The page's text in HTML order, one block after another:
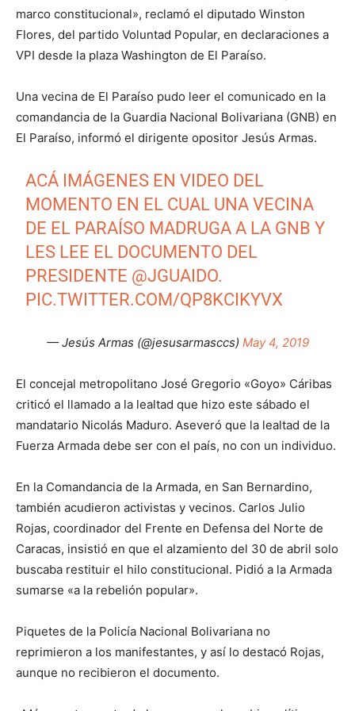
marco constitucional», reclamó el diputado Winston
Flores, del partido Voluntad Popular, en declaraciones a
VPI desde la plaza Washington de El Paraíso.
Una vecina de El Paraíso pudo leer el comunicado en la
comandancia de la Guardia Nacional Bolivariana (GNB) en
El Paraíso, informó el dirigente opositor Jesús Armas.
ACÁ IMÁGENES EN VIDEO DEL
MOMENTO EN EL CUAL UNA VECINA
DE EL PARAÍSO MADRUGA A LA GNB Y
LES LEE EL DOCUMENTO DEL
PRESIDENTE @JGUAIDO.
PIC.TWITTER.COM/QP8KCIKYVX
— Jesús Armas (@jesusarmasccs) May 4, 2019
El concejal metropolitano José Gregorio «Goyo» Cáribas
criticó el llamado a la lealtad que hizo este sábado el
mandatario Nicolás Maduro. Aseveró que la lealtad de la
Fuerza Armada debe ser con el país, no con un individuo.
En la Comandancia de la Armada, en San Bernardino,
también acudieron activistas y vecinos. Carlos Julio
Rojas, coordinador del Frente en Defensa del Norte de
Caracas, insistió en que el alzamiento del 30 de abril solo
buscaba restituir el hilo constitucional. Pidió a la Armada
sumarse «a la rebelión popular».
Piquetes de la Policía Nacional Bolivariana no
reprimieron a los manifestantes, y así lo destacó Rojas,
aunque no recibieron el documento.